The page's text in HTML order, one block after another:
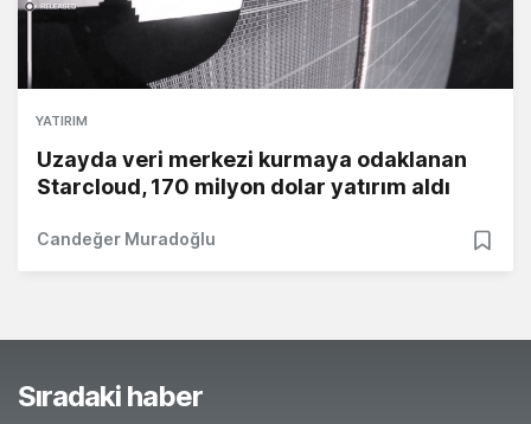
YATIRIM
Uzayda veri merkezi kurmaya odaklanan
Starcloud, 170 milyon dolar yatırım aldı
Candeğer Muradoğlu
Sıradaki haber